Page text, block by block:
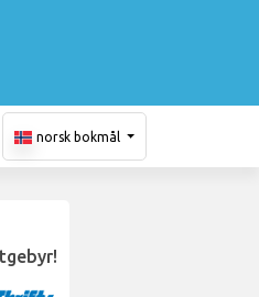
norsk bokmål